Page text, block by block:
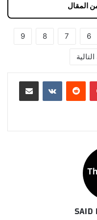
المقال
6
7
8
9
بينتيريست مشاركة عبر البريد
SAID